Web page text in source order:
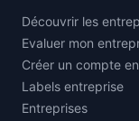
Découvrir les
Evaluer mon
Créer un compte
Labels entreprise
Entreprises